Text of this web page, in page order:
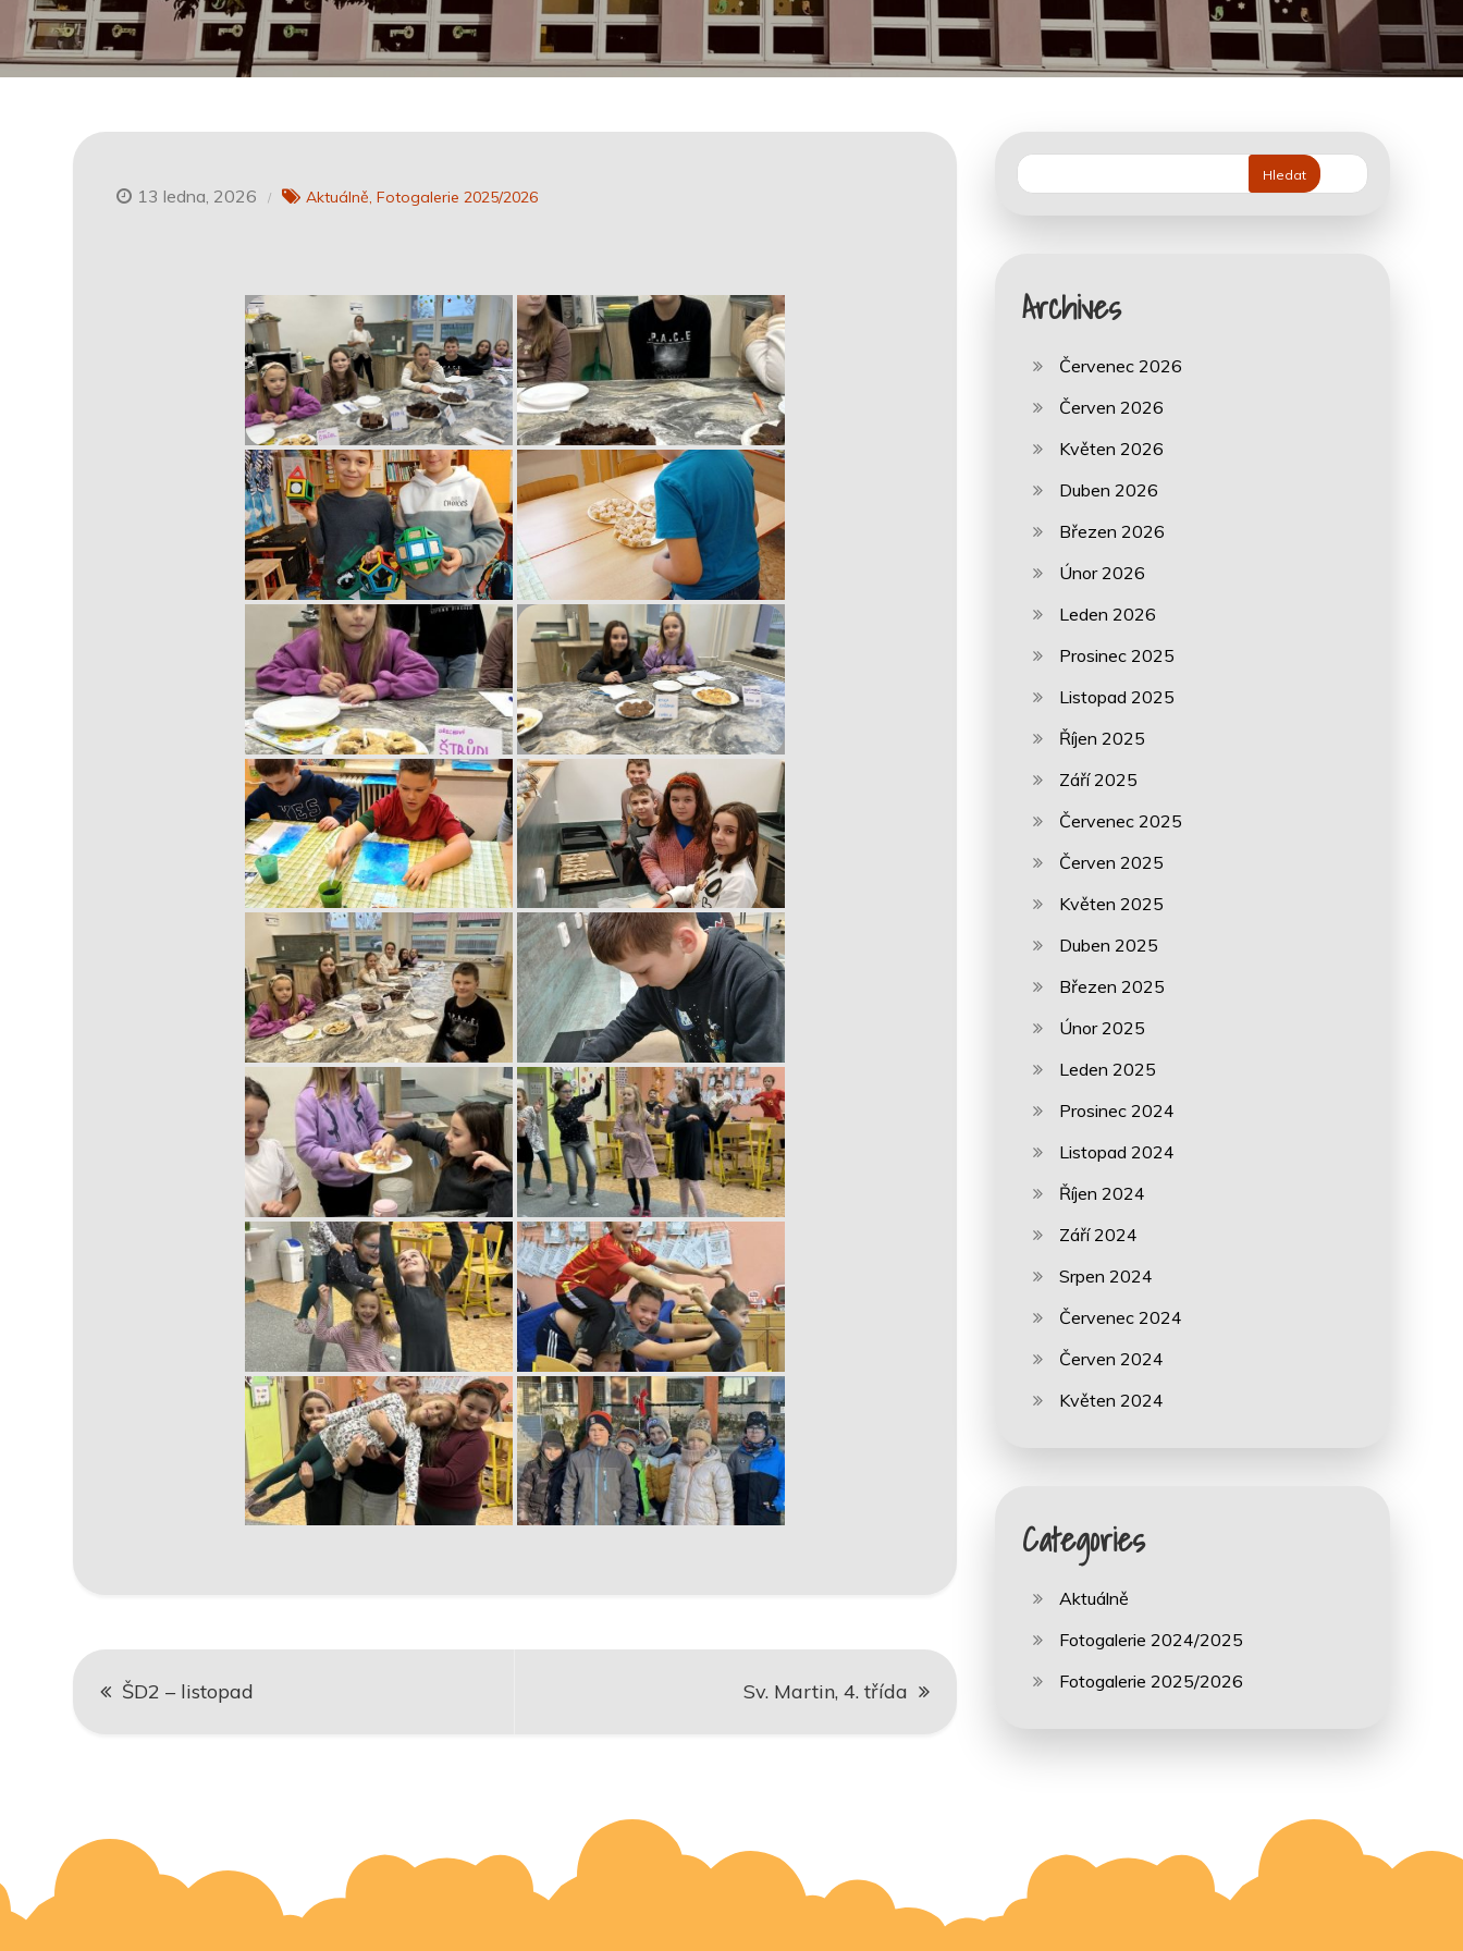
13 ledna, 2026 Aktuálně Fotogalerie 2025/2026
Navigace
pro
ŠD2 – listopad Sv. Martin, 4. třída
Hledat
Archives
Červenec 2026
Červen 2026
Květen 2026
Duben 2026
Březen 2026
Únor 2026
Leden 2026
Prosinec 2025
Listopad 2025
Říjen 2025
Září 2025
Červenec 2025
Červen 2025
Květen 2025
Duben 2025
Březen 2025
Únor 2025
Leden 2025
Prosinec 2024
Listopad 2024
Říjen 2024
Září 2024
Srpen 2024
Červenec 2024
Červen 2024
Květen 2024
Categories
Aktuálně
Fotogalerie 2024/2025
Fotogalerie 2025/2026